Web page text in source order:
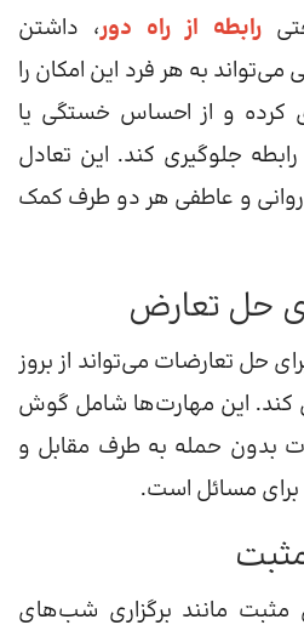
رابطه از راه دور، داشتن
به هر فرد این امکان را
کرده و از احساس خستگی یا
جلوگیری کند. این تعادل
و عاطفی هر دو طرف کمک
حل تعارض
حل تعارضات می‌تواند از بروز
کند. این مهارت‌ها شامل گوش
بدون حمله به طرف مقابل و
مسائل است.
مثبت مانند برگزاری شب‌های